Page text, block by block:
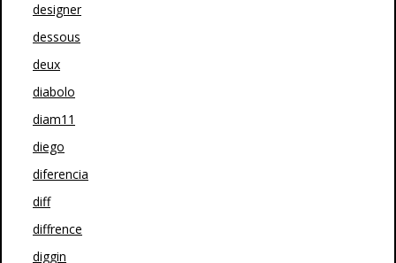
designer
dessous
deux
diabolo
diam11
diego
diferencia
diff
diffrence
diggin